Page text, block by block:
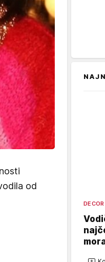
od
DECOR